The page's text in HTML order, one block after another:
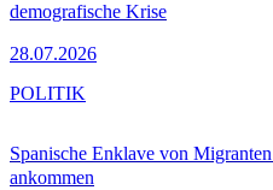
demografische Krise
28.07.2026
Spanische Enklave von
ankommen
POLITIK